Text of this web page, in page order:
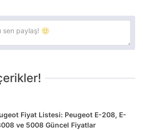
Fiyat Listesi: Peugeot E-208, E-
ve 5008 Güncel Fiyatlar